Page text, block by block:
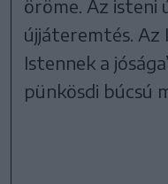
öröme. Az isteni
újjáteremtés.
Istennek a
pünkösdi búcsú